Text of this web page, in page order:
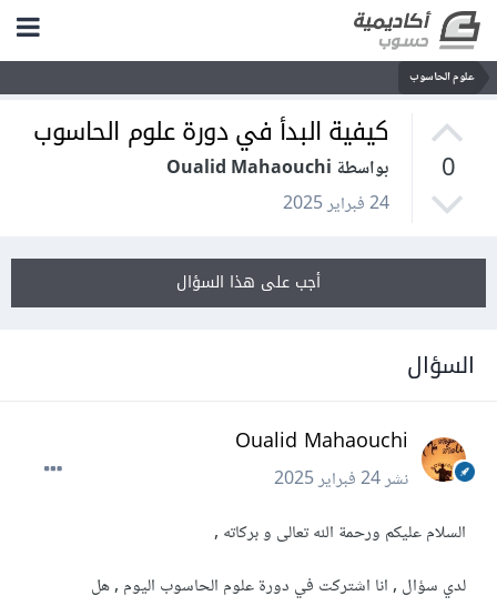
علوم الحاسوب
0
كيفية البدأ في دورة علوم الحاسوب
بواسطة Oualid Mahaouchi
24 فبراير 2025
أجب على هذا السؤال
السؤال
Oualid Mahaouchi
نشر24 فبراير 2025
السلام عليكم ورحمة الله تعالى و بركاته ,
لدي سؤال , انا اشتركت في دورة علوم الحاسوب اليوم , هل